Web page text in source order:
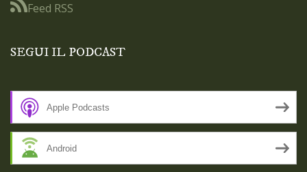
Feed RSS
SEGUI IL PODCAST
Apple Podcasts
Android